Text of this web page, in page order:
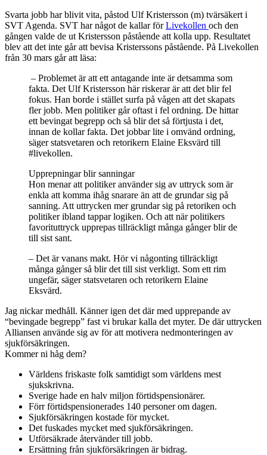
Svarta jobb har blivit vita, påstod Ulf Kristersson (m) tvärsäkert i
SVT Agenda. SVT har något de kallar förLivekollen och den
gången valde de ut Kristersson påstående att kolla upp. Resultatet
blev att det inte går att bevisa Kristerssons påstående. På Livekollen
från 30 mars går att läsa:
– Problemet är att ett antagande inte är detsamma som
fakta. Det Ulf Kristersson här riskerar är att det blir fel
fokus. Han borde i stället surfa på vågen att det skapats
fler jobb. Men politiker går oftast i fel ordning. De hittar
ett bevingat begrepp och så blir det så förtjusta i det,
innan de kollar fakta. Det jobbar lite i omvänd ordning,
säger statsvetaren och retorikern Elaine Eksvärd till
#livekollen.
Upprepningar blir sanningar
Hon menar att politiker använder sig av uttryck som är
enkla att komma ihåg snarare än att de grundar sig på
sanning. Att uttrycken mer grundar sig på retoriken och
politiker ibland tappar logiken. Och att när politikers
favorituttryck upprepas tillräckligt många gånger blir de
till sist sant.
– Det är vanans makt. Hör vi någonting tillräckligt
många gånger så blir det till sist verkligt. Som ett rim
ungefär, säger statsvetaren och retorikern Elaine
Eksvärd.
Jag nickar medhåll. Känner igen det där med upprepande av
“bevingade begrepp” fast vi brukar kalla det myter. De där uttrycken
Alliansen använde sig av för att motivera nedmonteringen av
sjukförsäkringen.
Kommer ni håg dem?
Världens friskaste folk samtidigt som världens mest
sjukskrivna.
Sverige hade en halv miljon förtidspensionärer.
Förr förtidspensionerades 140 personer om dagen.
Sjukförsäkringen kostade för mycket.
Det fuskades mycket med sjukförsäkringen.
Utförsäkrade återvänder till jobb.
Ersättning från sjukförsäkringen är bidrag.